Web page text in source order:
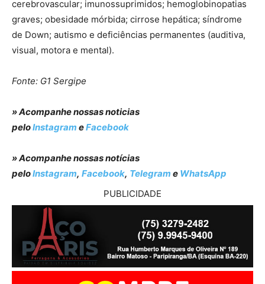
cerebrovascular; imunossuprimidos; hemoglobinopatias
graves; obesidade mórbida; cirrose hepática; síndrome
de Down; autismo e deficiências permanentes (auditiva,
visual, motora e mental).
Fonte: G1 Sergipe
» Acompanhe nossas noticias
peloInstagram eFacebook
» Acompanhe nossas notícias
peloInstagram, Facebook, Telegram e WhatsApp
PUBLICIDADE